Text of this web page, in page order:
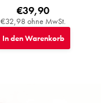
€32,98 ohne MwSt.
€39,90
In den Warenkorb